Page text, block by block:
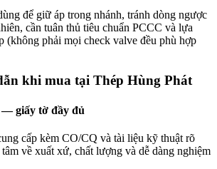
để giữ áp trong nhánh, tránh dòng ngược
cần tuân thủ tiêu chuẩn PCCC và lựa
(không phải mọi check valve đều phù hợp
khi mua tại Thép Hùng Phát
— giấy tờ đầy đủ
cấp kèm CO/CQ và tài liệu kỹ thuật rõ
về xuất xứ, chất lượng và dễ dàng nghiệm